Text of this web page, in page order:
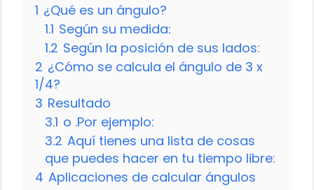
1 ¿Qué es un ángulo?
1.1 Según su medida:
1.2 Según la posición de sus lados:
2 ¿Cómo se calcula el ángulo de 3 x
1/4?
3 Resultado
3.1 o .Por ejemplo:
3.2 Aquí tienes una lista de cosas
que puedes hacer en tu tiempo libre:
4 Aplicaciones de calcular ángulos